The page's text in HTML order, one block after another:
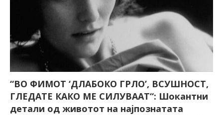
“ВО ФИМОТ ‘ДЛАБОКО ГРЛО’, ВСУШНОСТ,
ГЛЕДАТЕ КАКО МЕ СИЛУВААТ“: Шокантни
детали од животот на најпознатата